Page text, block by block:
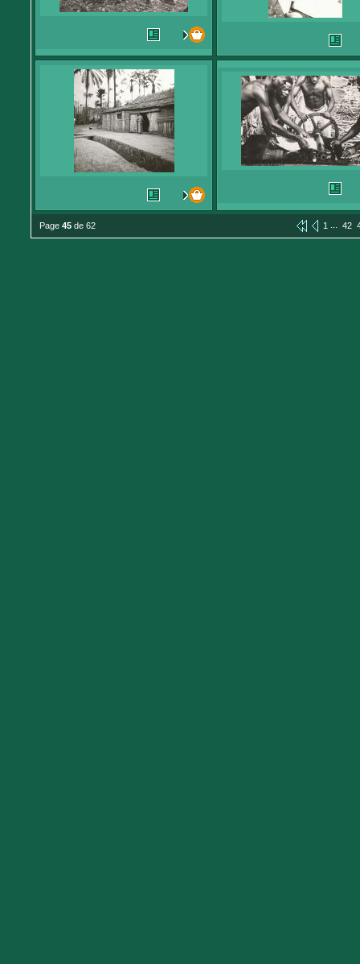
Page 45 de 62 1 ... 42